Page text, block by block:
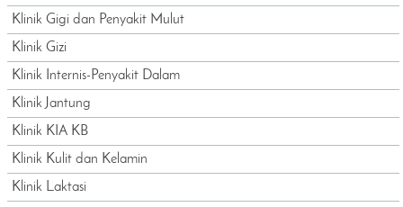
Klinik Gigi dan Penyakit Mulut
Klinik Gizi
Klinik Internis-Penyakit Dalam
Klinik Jantung
Klinik KIA KB
Klinik Kulit dan Kelamin
Klinik Laktasi